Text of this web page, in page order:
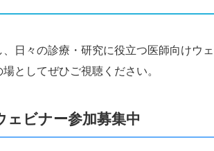
日々の診療・研究に役立つ医師向けウ
としてぜひご視聴ください。
ェビナー参加募集中